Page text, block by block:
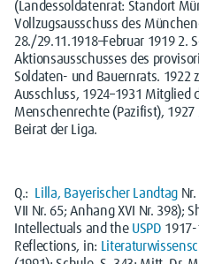
(Landessoldatenrat: Standort
Vollzugsausschuss des
28./29.11.1918–Februar 1919 2.
Aktionsausschusses des
Soldaten- und Bauernrats. 1922
Ausschluss, 1924–1931 Mitglied
Menschenrechte (Pazifist),
Beirat der Liga.
Q.: Lilla, Bayerischer Landtag
VII Nr. 65; Anhang XVI Nr. 398);
Intellectuals and the USPD
Reflections, in: